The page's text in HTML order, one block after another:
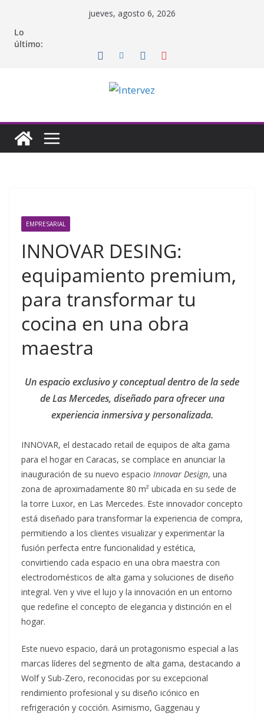
contenido
jueves, agosto 6, 2026
Lo
último:
EMPRESARIAL
INNOVAR DESING:
equipamiento premium,
para transformar tu
cocina en una obra
maestra
Un espacio exclusivo y conceptual dentro de la sede
de Las Mercedes, diseñado para ofrecer una
experiencia inmersiva y personalizada.
INNOVAR, el destacado retail de equipos de alta gama
para el hogar en Caracas, se complace en anunciar la
inauguración de su nuevo espacio Innovar Design, una
zona de aproximadamente 80 m² ubicada en su sede de
la torre Luxor, en Las Mercedes. Este innovador concepto
está diseñado para transformar la experiencia de compra,
permitiendo a los clientes visualizar y experimentar la
fusión perfecta entre funcionalidad y estética,
convirtiendo cada espacio en una obra maestra con
electrodomésticos de alta gama y soluciones de diseño
integral. Ven y vive el lujo y la innovación en un entorno
que redefine el concepto de elegancia y distinción en el
hogar.
Este nuevo espacio, dará un protagonismo especial a las
marcas líderes del segmento de alta gama, destacando a
Wolf y Sub-Zero, reconocidas por su excepcional
rendimiento profesional y su diseño icónico en
refrigeración y cocción. Asimismo, Gaggenau y